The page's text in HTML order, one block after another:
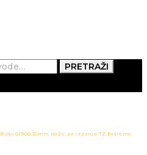
PRETRAŽI
Rubi 01900 22mm nožić za rezanje TZ Extreme